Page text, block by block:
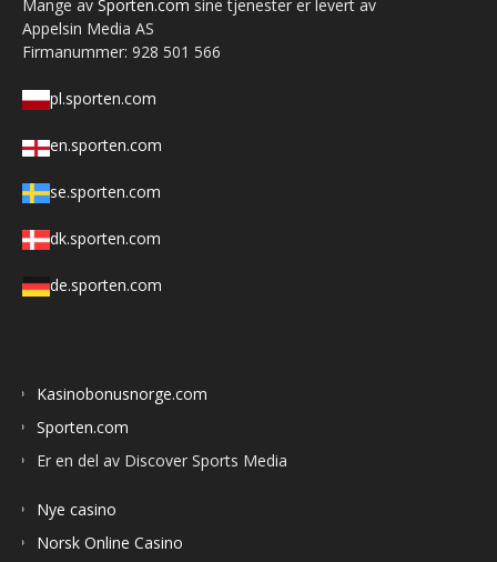
Mange av Sporten.com sine tjenester er levert av
Appelsin Media AS
Firmanummer: 928 501 566
pl.sporten.com
en.sporten.com
se.sporten.com
dk.sporten.com
de.sporten.com
Kasinobonusnorge.com
Sporten.com
Er en del av Discover Sports Media
Nye casino
Norsk Online Casino